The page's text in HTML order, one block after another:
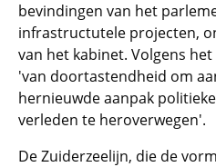
bevindingen van het
infrastructutele projecten,
van het kabinet. Volgens het
'van doortastendheid om
hernieuwde aanpak
verleden te heroverwegen'.
De Zuiderzeelijn, die de